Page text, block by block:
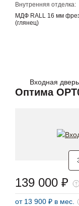
Внутренняя отделка:
МДФ RALL 16 мм
(глянец)
Входная дверь
Оптима
139 000 ₽
от 13 900 ₽ в мес.